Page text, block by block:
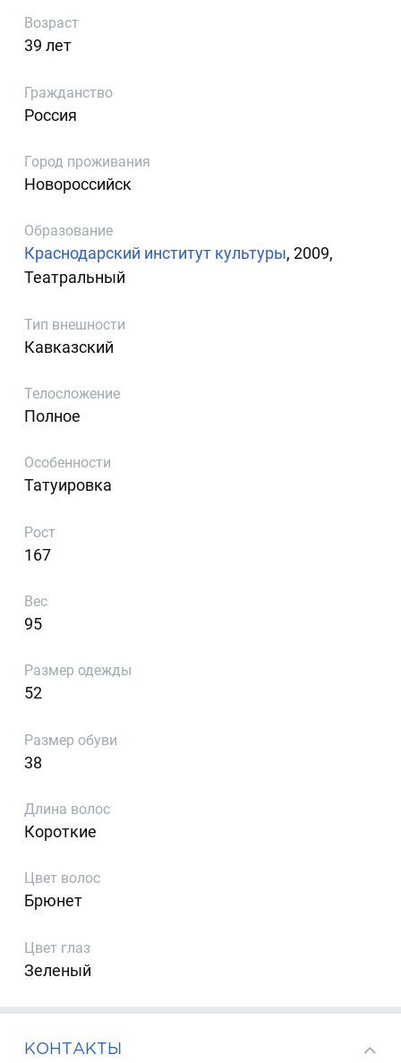
Возраст
39 лет
Гражданство
Россия
Город проживания
Новороссийск
Образование
Краснодарский институт культуры, 2009,
Театральный
Тип внешности
Кавказский
Телосложение
Полное
Особенности
Татуировка
Рост
167
Вес
95
Размер одежды
52
Размер обуви
38
Длина волос
Короткие
Цвет волос
Брюнет
Цвет глаз
Зеленый
КОНТАКТЫ